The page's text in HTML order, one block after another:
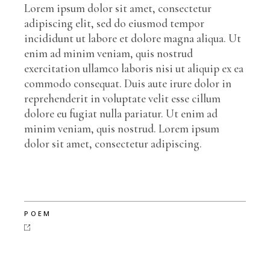
Lorem ipsum dolor sit amet, consectetur
adipiscing elit, sed do eiusmod tempor
incididunt ut labore et dolore magna aliqua. Ut
enim ad minim veniam, quis nostrud
exercitation ullamco laboris nisi ut aliquip ex ea
commodo consequat. Duis aute irure dolor in
reprehenderit in voluptate velit esse cillum
dolore eu fugiat nulla pariatur. Ut enim ad
minim veniam, quis nostrud. Lorem ipsum
dolor sit amet, consectetur adipiscing.
POEM